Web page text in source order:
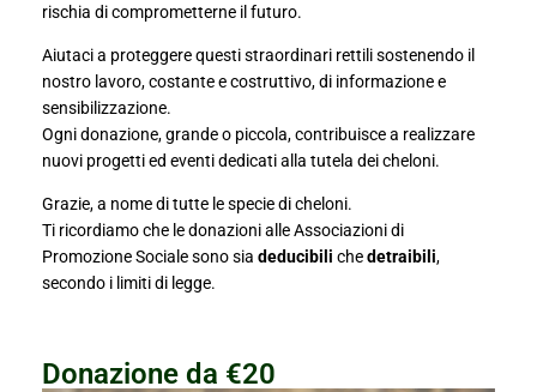
rischia di comprometterne il futuro.
Aiutaci a proteggere questi straordinari rettili sostenendo il
nostro lavoro, costante e costruttivo, di informazione e
sensibilizzazione.
Ogni donazione, grande o piccola, contribuisce a realizzare
nuovi progetti ed eventi dedicati alla tutela dei cheloni.
Grazie, a nome di tutte le specie di cheloni.
Ti ricordiamo che le donazioni alle Associazioni di
Promozione Sociale sono sia deducibili chedetraibili,
secondo i limiti di legge.
Donazione da €20